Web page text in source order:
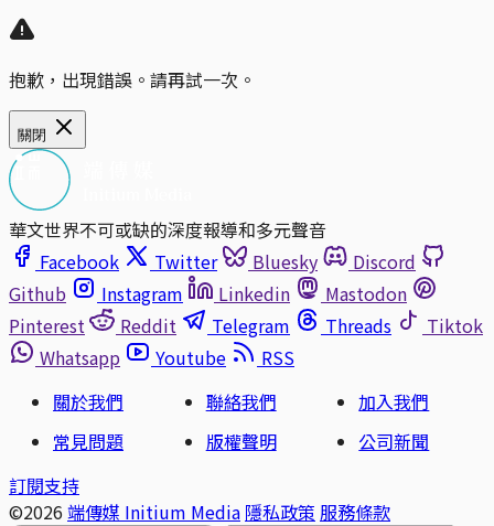
抱歉，出現錯誤。請再試一次。
關閉
華文世界不可或缺的深度報導和多元聲音
Facebook
Twitter Bluesky
Discord
Github
Instagram Linkedin
Mastodon
Pinterest
Reddit Telegram Threads
Tiktok
Whatsapp
Youtube
RSS
關於我們
聯絡我們
加入我們
常見問題
版權聲明
公司新聞
訂閱支持
©2026 端傳媒 Initium Media 隱私政策 服務條款